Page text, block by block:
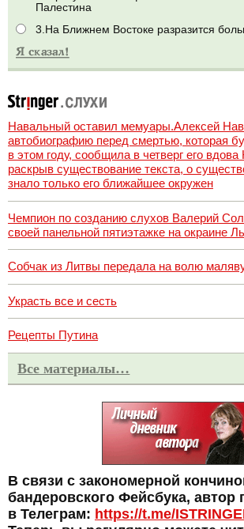
Палестина
3.На Ближнем Востоке разразится
Навальный оставил мемуары.Алексей
автобиографию перед смертью, которая
в этом году, сообщила в четверг его
раскрыв существование текста, о
знало только его ближайшее окружен
Чемпион по созданию слухов Валерий
своей панельной пятиэтажке на окраине
Собчак из Литвы передала на волю
Украсть все и сесть
Рецепты Путина
Все материалы…
В связи с закономерной
бандеровского Фейсбука, автор
в Телеграм: https://t.me/